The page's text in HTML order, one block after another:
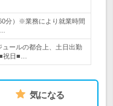
分）※業務により就業時間
ールの都合上、土日出勤
祝日■…
気になる